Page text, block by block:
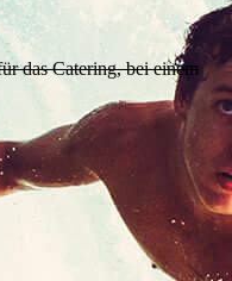
das Catering, bei einem